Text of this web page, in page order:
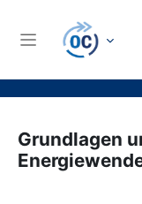
Website-Übersicht
Grundlagen